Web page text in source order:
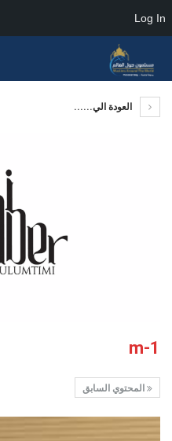
العودة الي......
m-1
المحتوي السابق
Log In